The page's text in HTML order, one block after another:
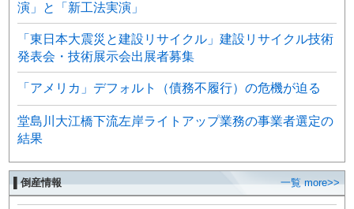
演」と「新工法実演」
「東日本大震災と建設リサイクル」建設リサイクル技術
発表会・技術展示会出展者募集
「アメリカ」デフォルト（債務不履行）の危機が迫る
堂島川大江橋下流左岸ライトアップ業務の事業者選定の
結果
▌倒産情報 一覧 more>>